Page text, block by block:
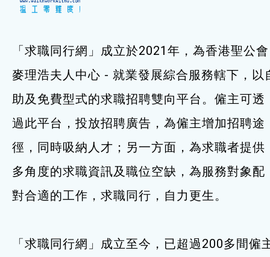
最新資訊 / 招聘會
僱主及企業服務
特別服務項目
最新消息
服務單位及聯絡
「求職同行網」成立於2021年，為香港聖公會
麥理浩夫人中心 - 就業發展綜合服務轄下，以
助及免費型式的求職招聘雙向平台。僱主可透
過此平台，投放招聘廣告，為僱主增加招聘途
徑，同時吸納人才；另一方面，為求職者提供
多角度的求職資訊及職位空缺，為服務對象配
對合適的工作，求職同行，自力更生。
「求職同行網」成立至今，已超過200多間僱